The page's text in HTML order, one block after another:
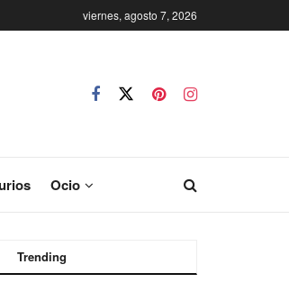
viernes, agosto 7, 2026
Ocio
Trending